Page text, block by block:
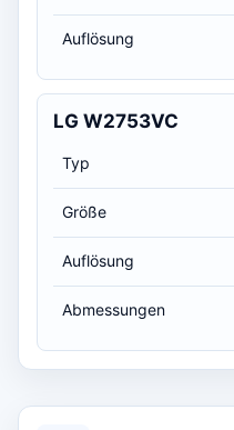
Auflösung
LG W2753VC
Typ
Größe
Auflösung
Abmessungen